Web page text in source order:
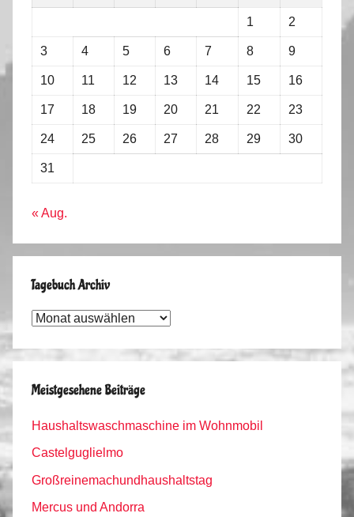
1 2
3 4 5 6 7 8 9
10 11 12 13 14 15 16
17 18 19 20 21 22 23
24 25 26 27 28 29 30
31
« Aug.
Tagebuch Archiv
Tagebuch
Meistgesehene Beiträge
Haushaltswaschmaschine im Wohnmobil
Castelguglielmo
Großreinemachundhaushaltstag
Mercus und Andorra